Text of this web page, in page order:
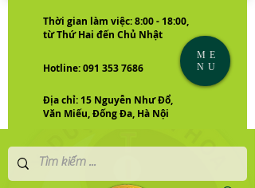
Thời gian làm việc: 8:00 - 18:00,
từ Thứ Hai đến Chủ Nhật
Hotline: 091 353 7686
Địa chỉ: 15 Nguyễn Như Đổ,
Văn Miếu, Đống Đa, Hà Nội
ME
NU